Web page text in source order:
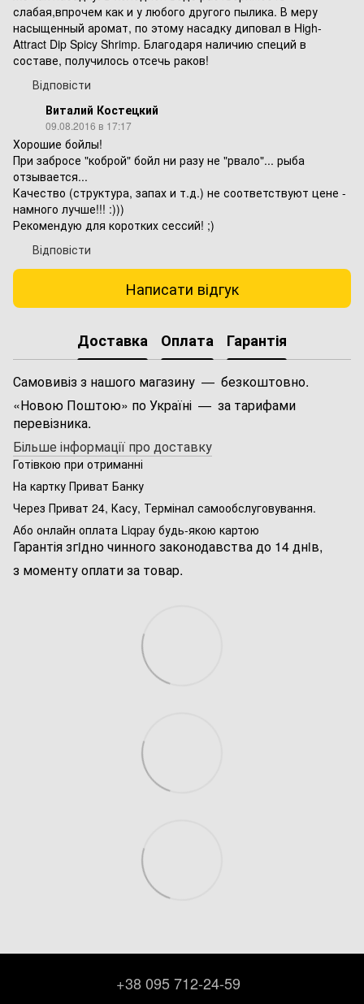
слабая,впрочем как и у любого другого пылика. В меру
насыщенный аромат, по этому насадку диповал в High-
Attract Dip Spicy Shrimp. Благодаря наличию специй в
составе, получилось отсечь раков!
Відповісти
Виталий Костецкий
09.08.2016 в 17:17
Хорошие бойлы!
При забросе "коброй" бойл ни разу не "рвало"... рыба
отзывается...
Качество (структура, запах и т.д.) не соответствуют цене -
намного лучше!!! :)))
Рекомендую для коротких сессий! ;)
Відповісти
Написати відгук
Доставка Оплата Гарантія
Самовивіз з нашого магазину — безкоштовно.
«Новою Поштою» по Україні — за тарифами
перевізника.
Більше інформації про доставку
Готівкою при отриманні
На картку Приват Банку
Через Приват 24, Касу, Термінал самообслуговування.
Або онлайн оплата Liqpay будь-якою картою
Гарантія згiдно чинного законодавства до 14 днiв,
з моменту оплати за товар.
+38 095 712-24-59